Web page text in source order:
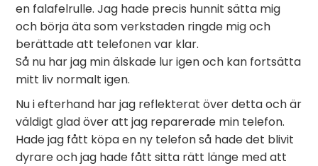
en falafelrulle. Jag hade precis hunnit sätta mig
och börja äta som verkstaden ringde mig och
berättade att telefonen var klar.
Så nu har jag min älskade lur igen och kan fortsätta
mitt liv normalt igen.
Nu i efterhand har jag reflekterat över detta och är
väldigt glad över att jag reparerade min telefon.
Hade jag fått köpa en ny telefon så hade det blivit
dyrare och jag hade fått sitta rätt länge med att